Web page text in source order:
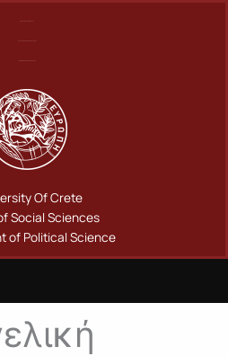
Of Crete
Social Sciences
of Political Science